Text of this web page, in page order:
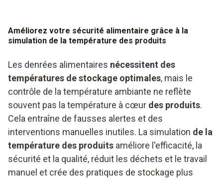
Améliorez votre sécurité alimentaire grâce à la
simulation de la température des produits
Les denrées alimentaires nécessitent des
températures de stockage optimales, mais le
contrôle de la température ambiante ne reflète
souvent pas la température à cœur des produits.
Cela entraîne de fausses alertes et des
interventions manuelles inutiles. La simulation de la
température des produits améliore l'efficacité, la
sécurité et la qualité, réduit les déchets et le travail
manuel et crée des pratiques de stockage plus